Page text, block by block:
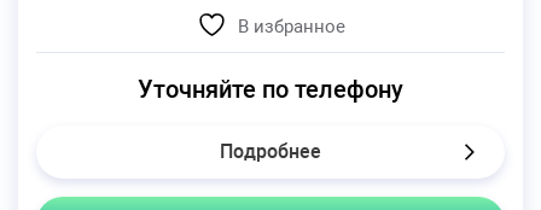
В избранное
Уточняйте по телефону
Подробнее